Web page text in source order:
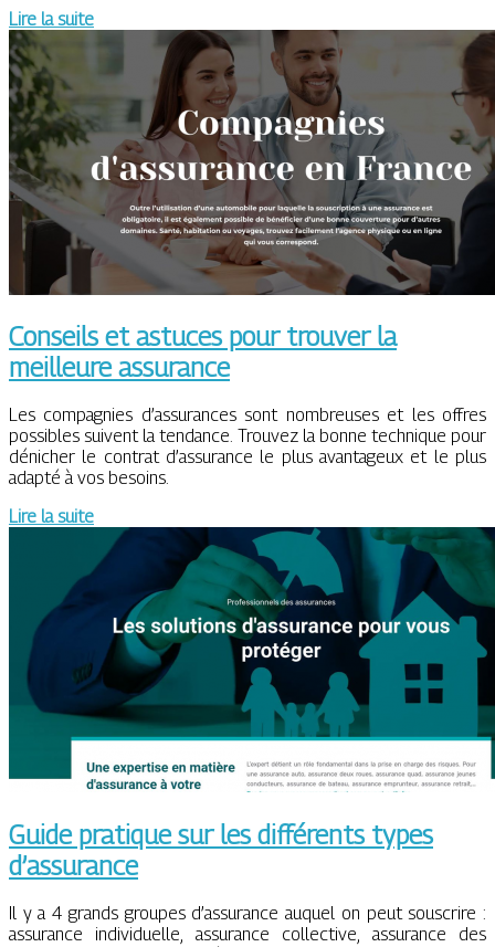
Lire la suite
Conseils et astuces pour trouver la
meilleure assurance
Les compagnies d’assurances sont nombreuses et les offres
possibles suivent la tendance. Trouvez la bonne technique pour
dénicher le contrat d’assurance le plus avantageux et le plus
adapté à vos besoins.
Lire la suite
Guide pratique sur les différents types
d’assurance
Il y a 4 grands groupes d’assurance auquel on peut souscrire :
assurance individuelle, assurance collective, assurance des